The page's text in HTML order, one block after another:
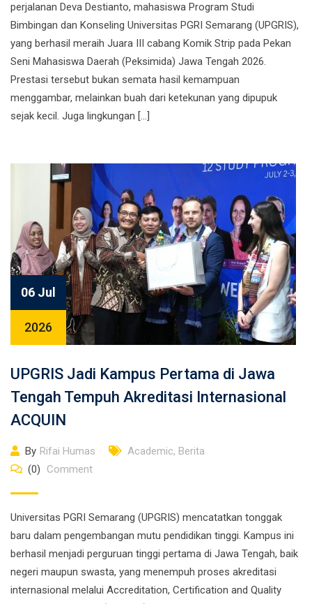
perjalanan Deva Destianto, mahasiswa Program Studi
Bimbingan dan Konseling Universitas PGRI Semarang (UPGRIS),
yang berhasil meraih Juara III cabang Komik Strip pada Pekan
Seni Mahasiswa Daerah (Peksimida) Jawa Tengah 2026.
Prestasi tersebut bukan semata hasil kemampuan
menggambar, melainkan buah dari ketekunan yang dipupuk
sejak kecil. Juga lingkungan […]
06 Jul
2026
UPGRIS Jadi Kampus Pertama di Jawa
Tengah Tempuh Akreditasi Internasional
ACQUIN
By Rifai Humas Academic, Berita
(0)
Comment
Universitas PGRI Semarang (UPGRIS) mencatatkan tonggak
baru dalam pengembangan mutu pendidikan tinggi. Kampus ini
berhasil menjadi perguruan tinggi pertama di Jawa Tengah, baik
negeri maupun swasta, yang menempuh proses akreditasi
internasional melalui Accreditation, Certification and Quality